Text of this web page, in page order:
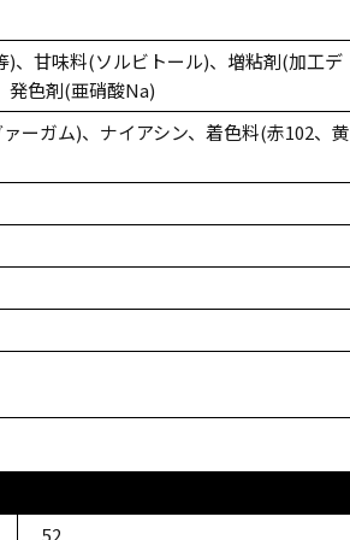
、甘味料(ソルビトール)、増粘剤(加工デ
発色剤(亜硝酸Na)
ーガム)、ナイアシン、着色料(赤102、黄
52